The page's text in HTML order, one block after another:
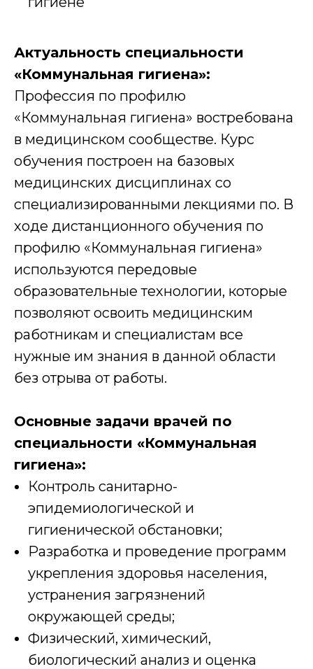
Актуальность специальности
«Коммунальная гигиена»:
Профессия по профилю
«Коммунальная гигиена» востребована
в медицинском сообществе. Курс
обучения построен на базовых
медицинских дисциплинах со
специализированными лекциями по. В
ходе дистанционного обучения по
профилю «Коммунальная гигиена»
используются передовые
образовательные технологии, которые
позволяют освоить медицинским
работникам и специалистам все
нужные им знания в данной области
без отрыва от работы.
Основные задачи врачей по
специальности «Коммунальная
гигиена»:
Контроль санитарно-
эпидемиологической и
гигиенической обстановки;
Разработка и проведение программ
укрепления здоровья населения,
устранения загрязнений
окружающей среды;
Физический, химический,
биологический анализ и оценка